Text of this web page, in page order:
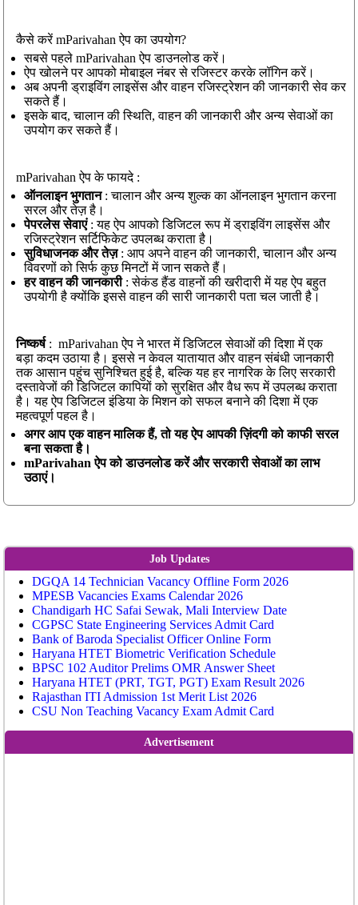
कैसे करें mParivahan ऐप का उपयोग?
सबसे पहले mParivahan ऐप डाउनलोड करें।
ऐप खोलने पर आपको मोबाइल नंबर से रजिस्टर करके लॉगिन करें।
अब अपनी ड्राइविंग लाइसेंस और वाहन रजिस्ट्रेशन की जानकारी सेव कर
सकते हैं।
इसके बाद, चालान की स्थिति, वाहन की जानकारी और अन्य सेवाओं का
उपयोग कर सकते हैं।
mParivahan ऐप के फायदे :
ऑनलाइन भुगतान: चालान और अन्य शुल्क का ऑनलाइन भुगतान करना
सरल और तेज़ है।
पेपरलेस सेवाएं: यह ऐप आपको डिजिटल रूप में ड्राइविंग लाइसेंस और
रजिस्ट्रेशन सर्टिफिकेट उपलब्ध कराता है।
सुविधाजनक और तेज़: आप अपने वाहन की जानकारी, चालान और अन्य
विवरणों को सिर्फ कुछ मिनटों में जान सकते हैं।
हर वाहन की जानकारी: सेकंड हैंड वाहनों की खरीदारी में यह ऐप बहुत
उपयोगी है क्योंकि इससे वाहन की सारी जानकारी पता चल जाती है।
निष्कर्ष : mParivahan ऐप ने भारत में डिजिटल सेवाओं की दिशा में एक
बड़ा कदम उठाया है। इससे न केवल यातायात और वाहन संबंधी जानकारी
तक आसान पहुंच सुनिश्चित हुई है, बल्कि यह हर नागरिक के लिए सरकारी
दस्तावेजों की डिजिटल कापियों को सुरक्षित और वैध रूप में उपलब्ध कराता
है। यह ऐप डिजिटल इंडिया के मिशन को सफल बनाने की दिशा में एक
महत्वपूर्ण पहल है।
अगर आप एक वाहन मालिक हैं, तो यह ऐप आपकी ज़िंदगी को काफी सरल
बना सकता है।
mParivahan ऐप को डाउनलोड करें और सरकारी सेवाओं का लाभ
उठाएं।
Job Updates
DGQA 14 Technician Vacancy Offline Form 2026
MPESB Vacancies Exams Calendar 2026
Chandigarh HC Safai Sewak, Mali Interview Date
CGPSC State Engineering Services Admit Card
Bank of Baroda Specialist Officer Online Form
Haryana HTET Biometric Verification Schedule
BPSC 102 Auditor Prelims OMR Answer Sheet
Haryana HTET (PRT, TGT, PGT) Exam Result 2026
Rajasthan ITI Admission 1st Merit List 2026
CSU Non Teaching Vacancy Exam Admit Card
Advertisement